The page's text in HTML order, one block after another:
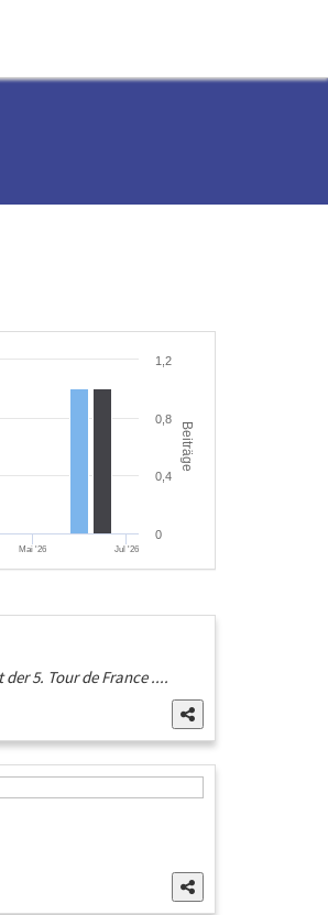
Beiträge
Mai '26 Jul '26
0
0,4
0,8
1,2
5. Tour de France ....